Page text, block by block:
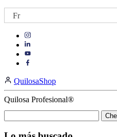
Fr
Visit
https://
Visit
our
Visit
page
https://
page
QuilosaShop
Quilosa Profesional®